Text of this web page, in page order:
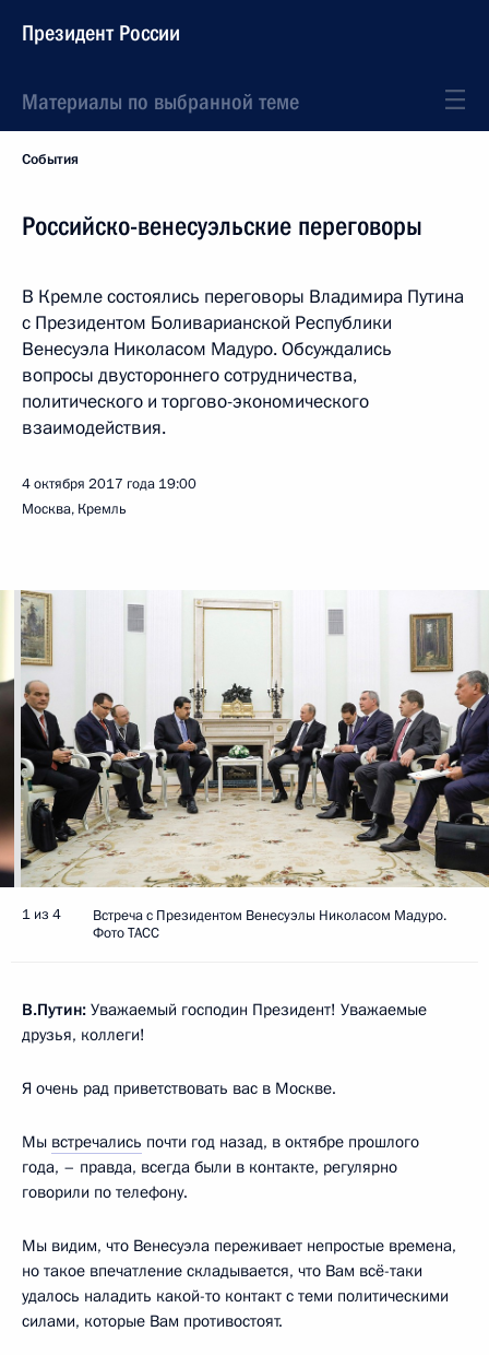
Президент России
Материалы по выбранной теме
События
Российско-венесуэльские переговоры
В Кремле состоялись переговоры Владимира Путина
с Президентом Боливарианской Республики
Венесуэла Николасом Мадуро. Обсуждались
вопросы двустороннего сотрудничества,
политического и торгово-экономического
взаимодействия.
4 октября 2017 года 19:00
Москва, Кремль
1 из 4
Встреча с Президентом Венесуэлы Николасом Мадуро.
Фото ТАСС
В.Путин: Уважаемый господин Президент! Уважаемые
друзья, коллеги!
Я очень рад приветствовать вас в Москве.
Мы встречались почти год назад, в октябре прошлого
года, – правда, всегда были в контакте, регулярно
говорили по телефону.
Мы видим, что Венесуэла переживает непростые времена,
но такое впечатление складывается, что Вам всё-таки
удалось наладить какой-то контакт с теми политическими
силами, которые Вам противостоят.